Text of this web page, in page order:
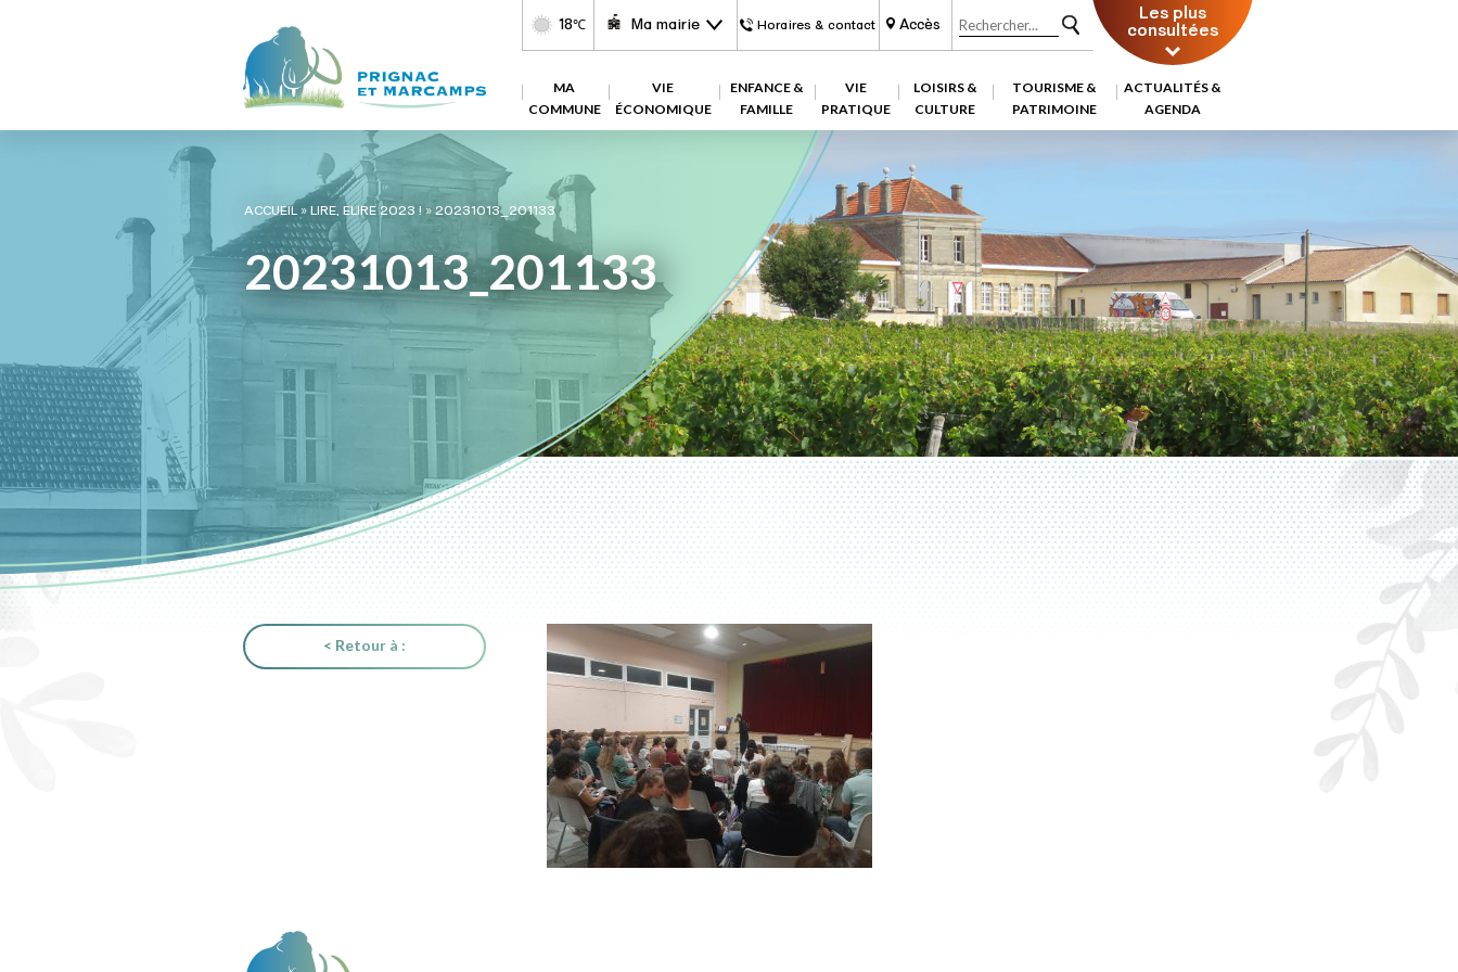
18℃ Ma mairie Horaires & contact Accès Les plus
consultées
MA
COMMUNE
VIE
ÉCONOMIQUE
ENFANCE &
FAMILLE
VIE
PRATIQUE
LOISIRS &
CULTURE
TOURISME &
PATRIMOINE
ACTUALITÉS &
AGENDA
ACCUEIL»LIRE, ELIRE 2023 ! »20231013_201133
20231013_201133
< Retour à :